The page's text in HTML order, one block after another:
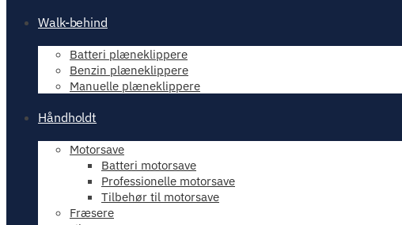
Walk-behind
Batteri plæneklippere
Benzin plæneklippere
Manuelle plæneklippere
Håndholdt
Motorsave
Batteri motorsave
Professionelle motorsave
Tilbehør til motorsave
Fræsere